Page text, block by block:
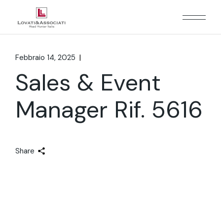
Febbraio 14, 2025
Sales & Event
Manager Rif. 5616
Share